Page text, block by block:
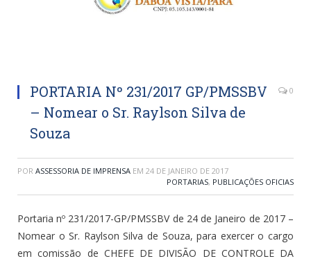
PORTARIA Nº 231/2017 GP/PMSSBV
– Nomear o Sr. Raylson Silva de
Souza
0
POR ASSESSORIA DE IMPRENSA EM 24 DE JANEIRO DE 2017
PORTARIAS, PUBLICAÇÕES OFICIAS
Portaria nº 231/2017-GP/PMSSBV de 24 de Janeiro de 2017 –
Nomear o Sr. Raylson Silva de Souza, para exercer o cargo
em comissão de CHEFE DE DIVISÃO DE CONTROLE DA